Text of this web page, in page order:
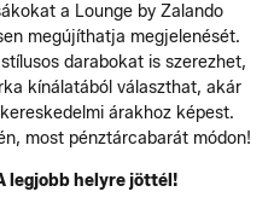
a Lounge by Zalando
megújíthatja megjelenését.
darabokat is szerezhet,
kínálatából választhat, akár
árakhoz képest.
most pénztárcabarát módon!
legjobb helyre jöttél!